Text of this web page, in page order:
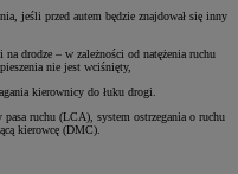
jeśli przed autem będzie znajdował się inny
drodze – w zależności od natężenia ruchu
nie jest wciśnięty,
kierownicy do łuku drogi.
pasa ruchu (LCA), system ostrzegania o ruchu
kierowcę (DMC).